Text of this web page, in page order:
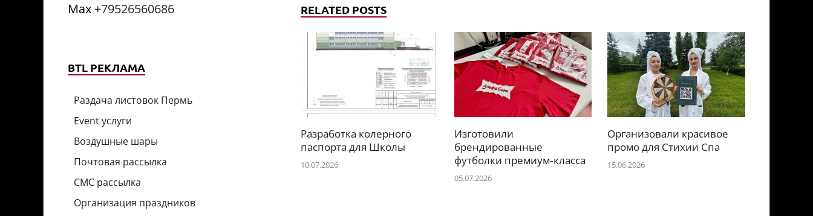
RELATED POSTS
Разработка колерного
паспорта для Школы
10.07.2026
Изготовили
брендированные
футболки премиум‑класса
05.07.2026
Организовали красивое
промо для Стихии Спа
15.06.2026
Мах +79526560686
BTL РЕКЛАМА
Раздача листовок Пермь
Event услуги
Воздушные шары
Почтовая рассылка
СМС рассылка
Организация праздников